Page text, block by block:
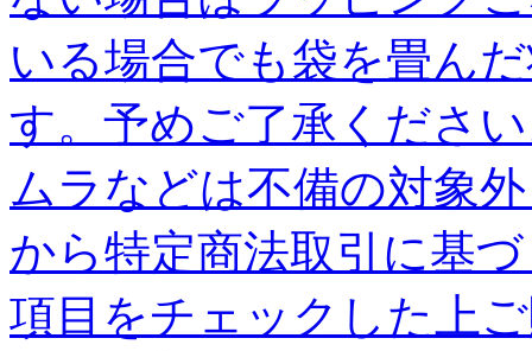
いる場合でも袋を畳ん
す。予めご了承くださ
ムラなどは不備の対象
から特定商法取引に基
項目をチェックした上